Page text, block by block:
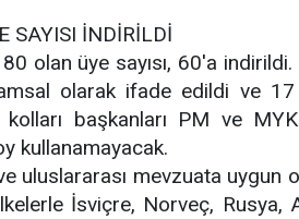
SAYISI İNDİRİLDİ
olan üye sayısı, 60'a indirildi.
olarak ifade edildi ve 17
başkanları PM ve MYK
kullanamayacak.
uluslararası mevzuata uygun
İsviçre, Norveç, Rusya,